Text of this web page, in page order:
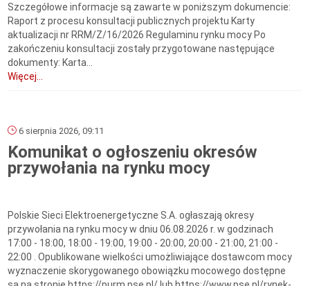
Szczegółowe informacje są zawarte w poniższym dokumencie:
Raport z procesu konsultacji publicznych projektu Karty
aktualizacji nr RRM/Z/16/2026 Regulaminu rynku mocy Po
zakończeniu konsultacji zostały przygotowane następujące
dokumenty: Karta...
Więcej...
6 sierpnia 2026, 09:11
Komunikat o ogłoszeniu okresów
przywołania na rynku mocy
Polskie Sieci Elektroenergetyczne S.A. ogłaszają okresy
przywołania na rynku mocy w dniu 06.08.2026 r. w godzinach
17:00 - 18:00, 18:00 - 19:00, 19:00 - 20:00, 20:00 - 21:00, 21:00 -
22:00 . Opublikowane wielkości umożliwiające dostawcom mocy
wyznaczenie skorygowanego obowiązku mocowego dostępne